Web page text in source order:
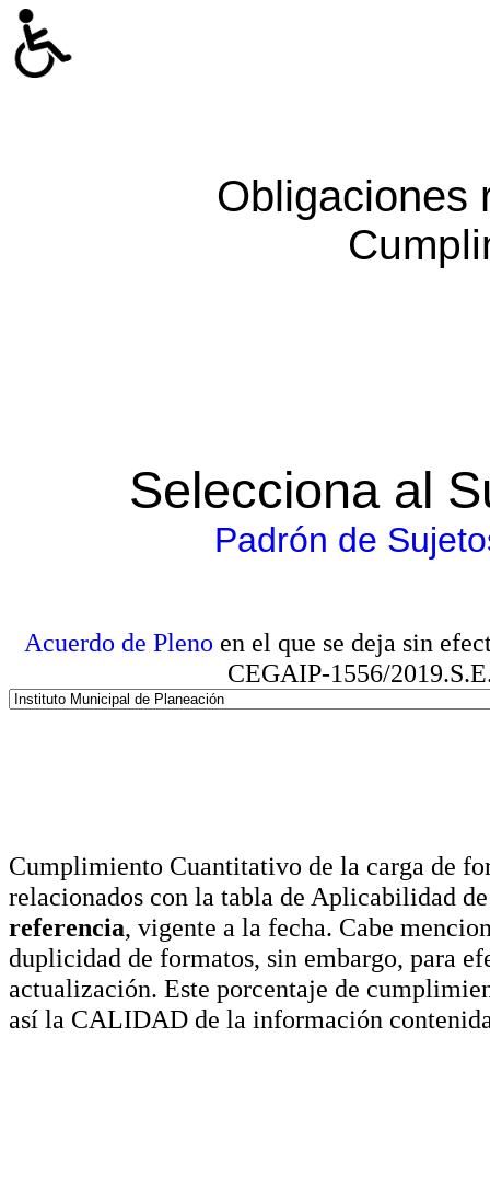
Obligaciones
Selecciona al
Padrón de
Acuerdo de Pleno en el que se deja sin
CEGAIP-1556/
Cumplimiento Cuantitativo de la carga de
relacionados con la tabla de Aplicabilidad
referencia, vigente a la fecha. Cabe
duplicidad de formatos, sin embargo, para
actualización. Este porcentaje de
así la CALIDAD de la información